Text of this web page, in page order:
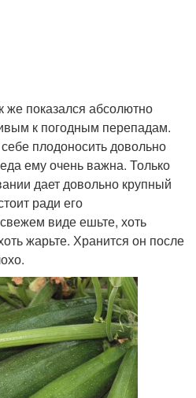
же показался абсолютно
к погодным перепадам.
плодоносить довольно
ему очень важна. Только
дает довольно крупный
ради его
виде ешьте, хоть
жарьте. Хранится он после